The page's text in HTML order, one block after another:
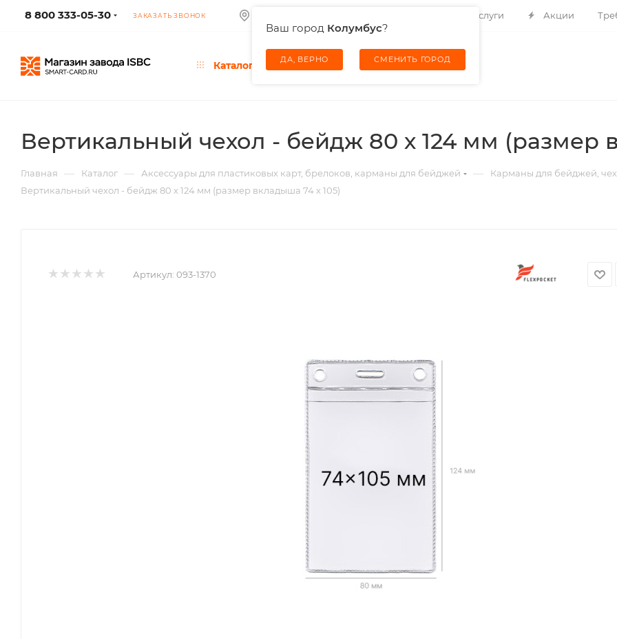
8 800 333-05-30 ЗАКАЗАТЬ ЗВОНОК
Ваш город Колумбус?
ДА, ВЕРНО СМЕНИТЬ ГОРОД
Услуги Акции
Каталог
Вертикальный чехол - бейдж 80 х 124 мм (размер
Главная — Каталог — Аксессуары для пластиковых карт, брелоков, карманы для бейджей — Карманы для бейджей,
Вертикальный чехол - бейдж 80 х 124 мм (размер вкладыша 74 х 105)
Артикул: 093-1370